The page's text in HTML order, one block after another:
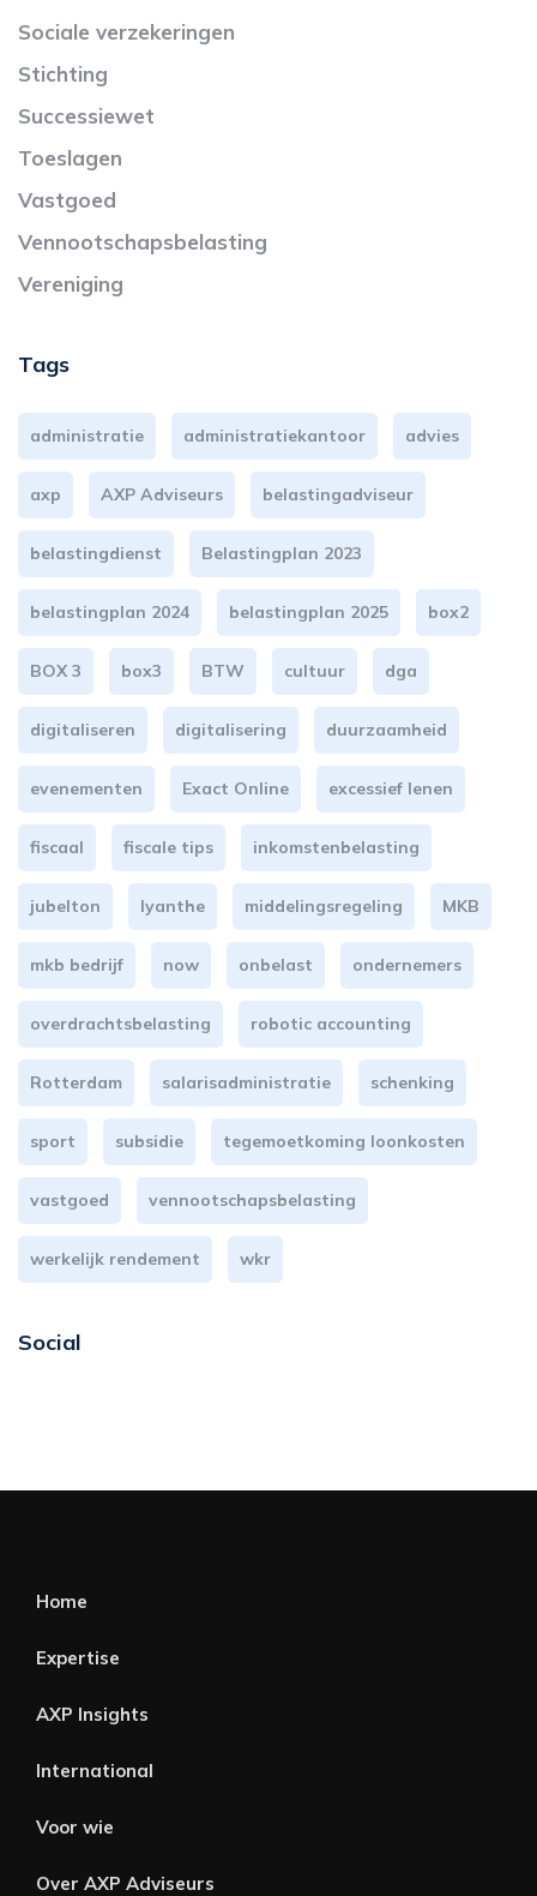
Sociale verzekeringen
Stichting
Successiewet
Toeslagen
Vastgoed
Vennootschapsbelasting
Vereniging
Tags
administratie administratiekantoor advies
axp AXP Adviseurs belastingadviseur
belastingdienst Belastingplan 2023
belastingplan 2024 belastingplan 2025 box2
BOX 3 box3 BTW cultuur dga
digitaliseren digitalisering duurzaamheid
evenementen Exact Online excessief lenen
fiscaal fiscale tips inkomstenbelasting
jubelton lyanthe middelingsregeling MKB
mkb bedrijf now onbelast ondernemers
overdrachtsbelasting robotic accounting
Rotterdam salarisadministratie schenking
sport subsidie tegemoetkoming loonkosten
vastgoed vennootschapsbelasting
werkelijk rendement wkr
Social
Home
Expertise
AXP Insights
International
Voor wie
Over AXP Adviseurs